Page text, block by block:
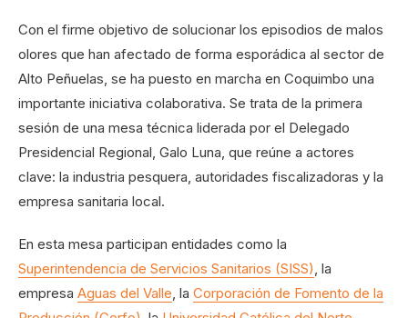
Con el firme objetivo de solucionar los episodios de malos
olores que han afectado de forma esporádica al sector de
Alto Peñuelas, se ha puesto en marcha en Coquimbo una
importante iniciativa colaborativa. Se trata de la primera
sesión de una mesa técnica liderada por el Delegado
Presidencial Regional, Galo Luna, que reúne a actores
clave: la industria pesquera, autoridades fiscalizadoras y la
empresa sanitaria local.
En esta mesa participan entidades como la
Superintendencia de Servicios Sanitarios (SISS), la
empresa Aguas del Valle, la Corporación de Fomento de la